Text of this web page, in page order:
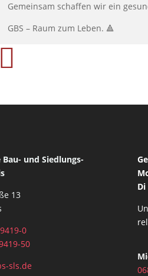
Gemeinsam schaffen wir ein
GBS – Raum zum Leben. 🔺

und Siedlungs-
13
0
50
sls.de